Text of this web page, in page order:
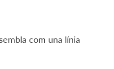
com una línia